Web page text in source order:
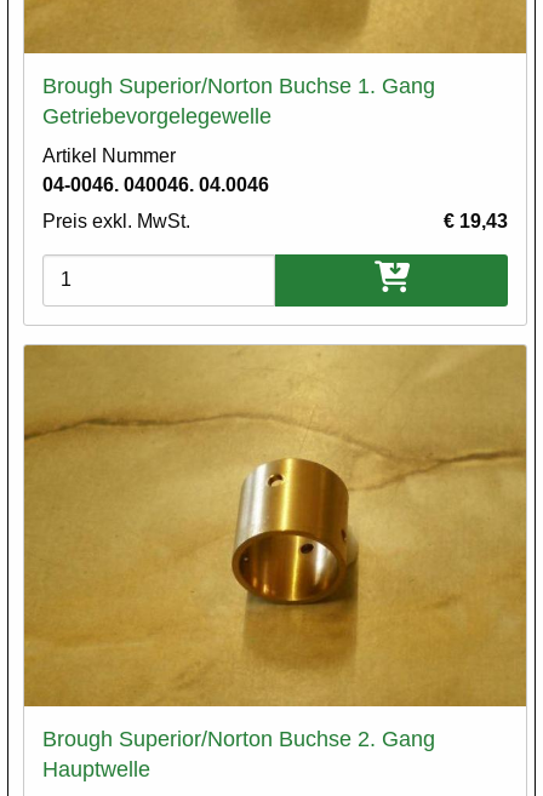
Brough Superior/Norton Buchse 1. Gang
Getriebevorgelegewelle
Artikel Nummer
04-0046. 040046. 04.0046
Preis exkl. MwSt.
€ 19,43
Varianten
Brough Superior/Norton Buchse 2. Gang
Hauptwelle